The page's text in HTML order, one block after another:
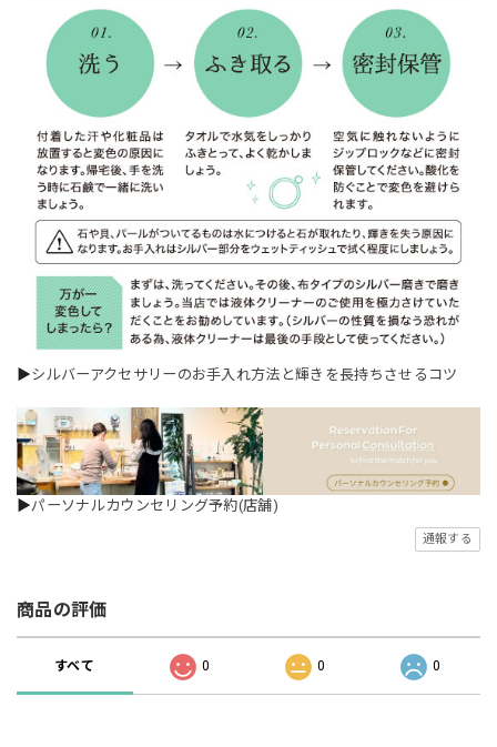
▶シルバーアクセサリーのお手入れ方法と輝きを長持ちさせるコツ
▶パーソナルカウンセリング予約(店舗)
通報する
商品の評価
すべて 0 0 0